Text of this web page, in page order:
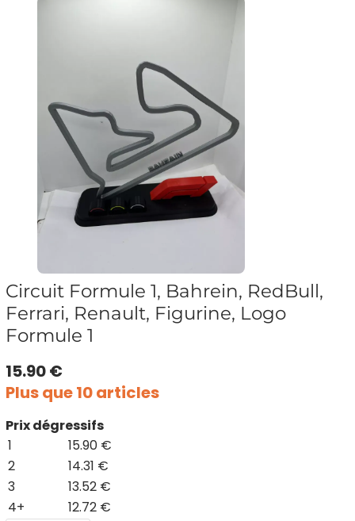
Circuit Formule 1, Bahrein, RedBull,
Ferrari, Renault, Figurine, Logo
Formule 1
15.90 €
Plus que 10 articles
Prix dégressifs
1
15.90 €
2
14.31 €
3
13.52 €
4+
12.72 €